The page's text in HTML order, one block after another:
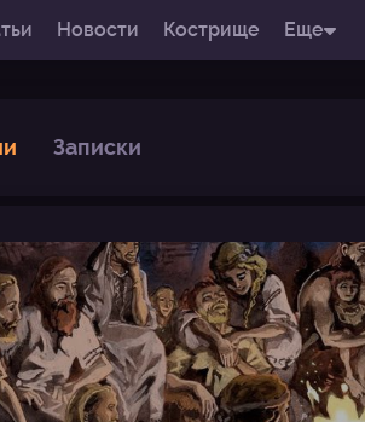
Новости Кострище Еще
Записки